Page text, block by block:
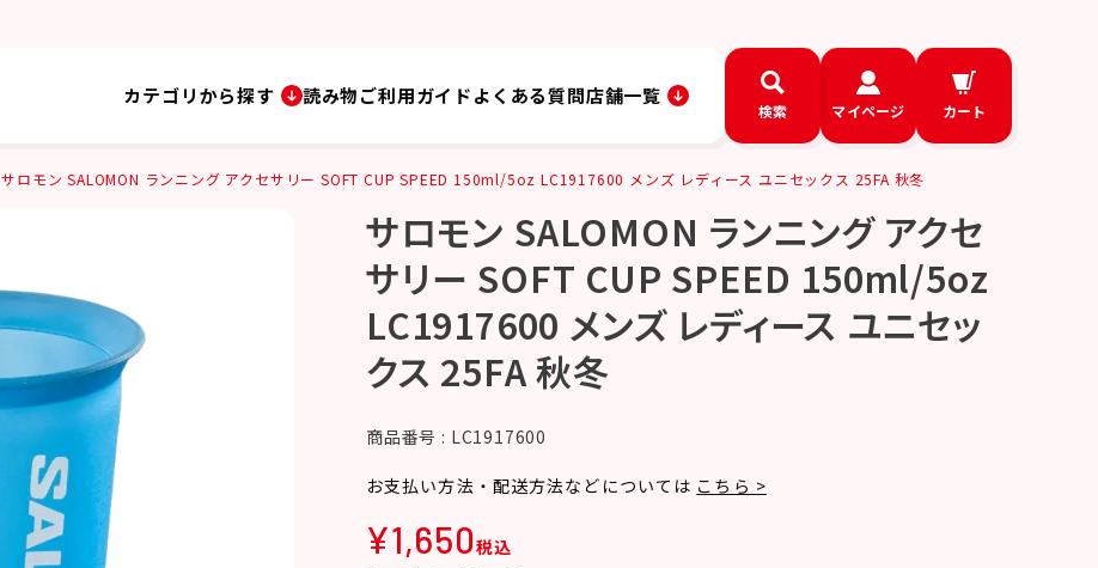
カテゴリから探す 読み物ご利用ガイドよくある質問店舗一覧
検索 マイページ カート
サロモン SALOMON ランニング アクセサリー SOFT CUP SPEED 150ml/5oz LC1917600 メンズ レディース ユニセックス 25FA 秋冬
サロモン SALOMON ランニング アクセ
サリー SOFT CUP SPEED 150ml/5oz
LC1917600 メンズ レディース ユニセッ
クス 25FA 秋冬
商品番号 LC1917600
お支払い方法・配送方法などについては こちら >
¥1,650税込